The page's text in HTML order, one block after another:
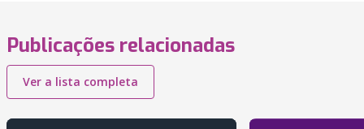
Publicações relacionadas
Ver a lista completa